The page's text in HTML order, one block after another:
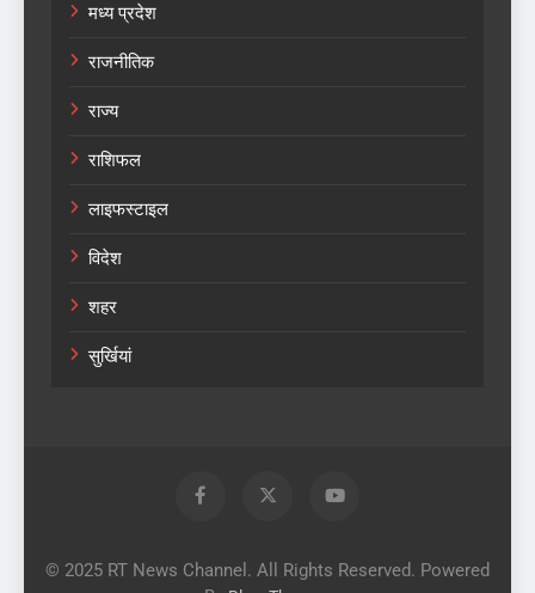
मध्य प्रदेश
राजनीतिक
राज्य
राशिफल
लाइफस्टाइल
विदेश
शहर
सुर्खियां
© 2025 RT News Channel. All Rights Reserved. Powered